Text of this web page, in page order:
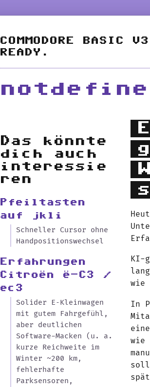
Das könnte
dich auch
interessie
ren
Pfeiltasten
auf jkli
Schneller Cursor ohne
Handpositionswechsel
Erfahrungen
Citroën ë-C3 /
ec3
Solider E‑Kleinwagen
mit gutem Fahrgefühl,
aber deutlichen
Software-Macken (u. a.
kurze Reichweite im
Winter ~200 km,
fehlerhafte
Parksensoren,
KI-
wie
In
wie